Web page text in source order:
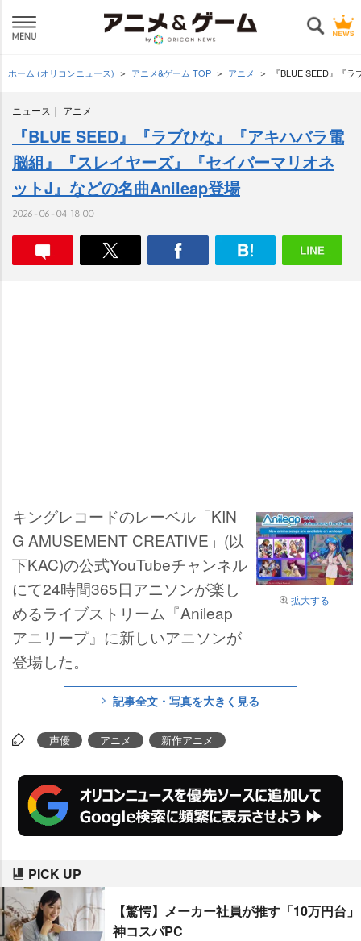
ホーム (オリコンニュース) アニメ&ゲーム TOP アニメ 『BLUE SEED』『
ニュース アニメ
『BLUE SEED』『ラブひな』『アキハバラ電
脳組』『スレイヤーズ』『セイバーマリオネ
ットJ』などの名曲Anileap登場
2026-06-04 18:00
拡大する
キングレコードのレーベル「KIN
G AMUSEMENT CREATIVE」(以
下KAC)の公式YouTubeチャンネル
にて24時間365日アニソンが楽し
めるライブストリーム『Anileap
アニリープ』に新しいアニソンが
登場した。
記事全文・写真を大きく見る
声優 アニメ 新作アニメ
PICK UP
【驚愕】メーカー社員が推す「10万円台」
神コスパPC